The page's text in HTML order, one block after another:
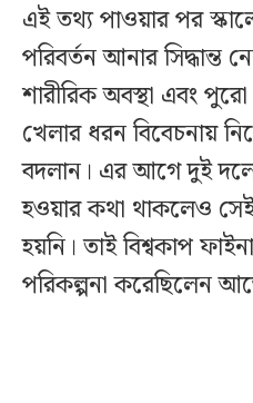
এই তথ্য পাওয়ার পর
পরিবর্তন আনার সিদ্ধান্ত
শারীরিক অবস্থা এবং পুরো
খেলার ধরন বিবেচনায়
বদলান। এর আগে দুই
হওয়ার কথা থাকলেও সেই
হয়নি। তাই বিশ্বকাপ
পরিকল্পনা করেছিলেন